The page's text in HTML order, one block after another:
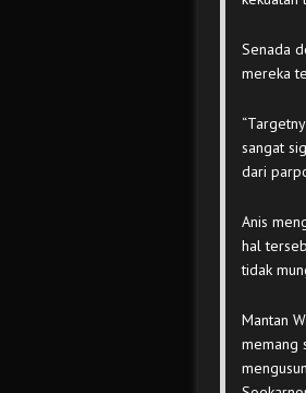
Senada
mereka
sangat
dari
Anis
hal
tidak
Mantan
memang